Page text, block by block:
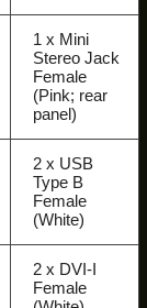
1 x Mini
Stereo Jack
Female
(Pink; rear
panel)
2 x USB
Type B
Female
(White)
2 x DVI-I
Female